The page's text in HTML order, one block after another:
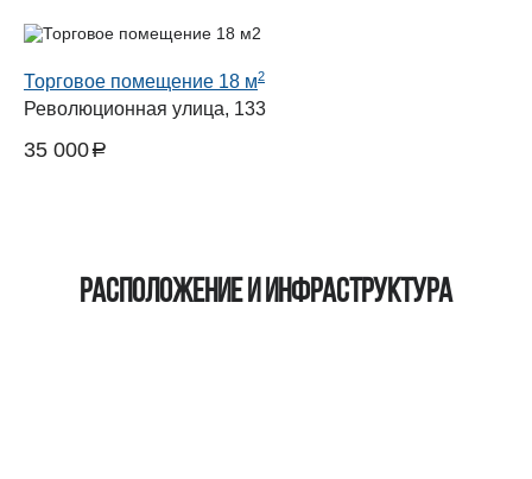
Торговое помещение 18 м2
Революционная улица, 133
35 000a
Расположение и инфраструктура